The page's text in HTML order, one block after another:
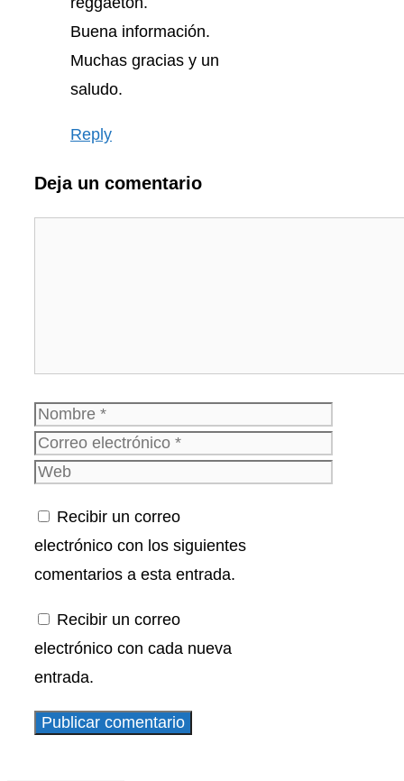
Buena información.
Muchas gracias y un
saludo.
Reply
Deja un comentario
Nombre
Correo
electrónico
Web
Recibir un correo
electrónico con los siguientes
comentarios a esta entrada.
Recibir un correo
electrónico con cada nueva
entrada.